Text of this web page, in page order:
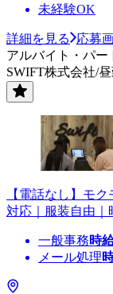
未経験OK
詳細を見る
応募
アルバイト・パー
SWIFT株式会社/
【電話なし】モ
対応｜服装自由｜
一般事務時
メール処理